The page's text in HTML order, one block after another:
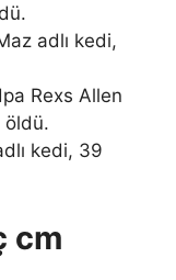
adlı kedi,
Rexs Allen
öldü.
kedi, 39
cm